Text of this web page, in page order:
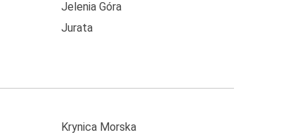
Jelenia Góra
Jurata
Krynica Morska